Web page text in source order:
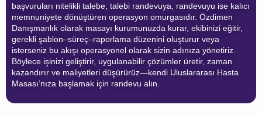
başvuruları nitelikli talebe, talebi randevuya, randevuyu ise kalıcı
memnuniyete dönüştüren operasyon omurgasıdır. Özdimen
Danışmanlık olarak masayı kurumunuzda kurar, ekibinizi eğitir,
gerekli şablon–süreç–raporlama düzenini oluşturur veya
isterseniz bu akışı operasyonel olarak sizin adınıza yönetiriz.
Böylece işinizi geliştirir, uygulanabilir çözümler üretir, zaman
kazandırır ve maliyetleri düşürürüz—kendi Uluslararası Hasta
Masası’nıza başlamak için randevu alın.